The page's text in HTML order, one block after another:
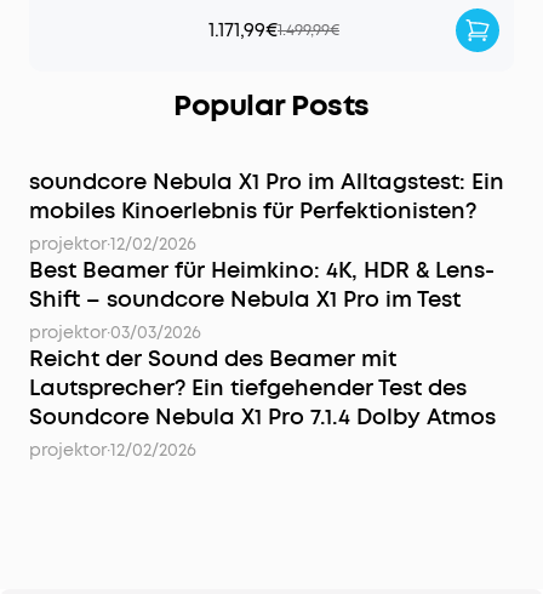
1.171,99€1.499,99€
Popular Posts
soundcore Nebula X1 Pro im Alltagstest: Ein
mobiles Kinoerlebnis für Perfektionisten?
projektor·12/02/2026
Best Beamer für Heimkino: 4K, HDR & Lens-
Shift – soundcore Nebula X1 Pro im Test
projektor·03/03/2026
Reicht der Sound des Beamer mit
Lautsprecher? Ein tiefgehender Test des
Soundcore Nebula X1 Pro 7.1.4 Dolby Atmos
projektor·12/02/2026